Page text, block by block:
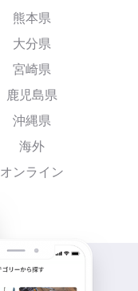
熊本県
大分県
宮崎県
鹿児島県
沖縄県
海外
オンライン